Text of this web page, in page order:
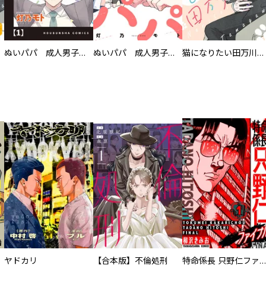
ぬいパパ 成人男子がぬいぐるみのパパになる話【単話版】 ぬいパパ 成人男子がぬいぐるみのパパになる話 猫になりたい田万川くん
ヤドカリ 【合本版】不倫処刑 特命係長 只野仁ファイナル 愛蔵版